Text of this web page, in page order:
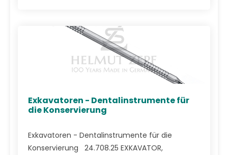
Exkavatoren - Dentalinstrumente für
die Konservierung
Exkavatoren - Dentalinstrumente für die
Konservierung 24.708.25 EXKAVATOR,